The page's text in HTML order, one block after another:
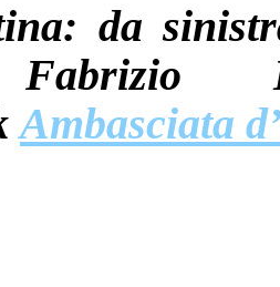
da
Ambasciata